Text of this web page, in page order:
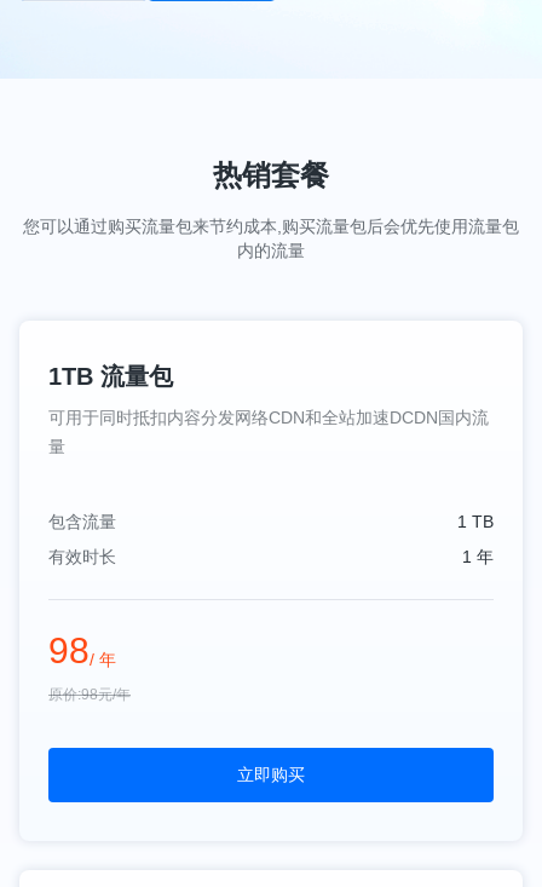
热销套餐
您可以通过购买流量包来节约成本,购买流量包后会优先使用流量包
内的流量
1TB 流量包
可用于同时抵扣内容分发网络CDN和全站加速DCDN国内流
量
包含流量
1 TB
有效时长
1 年
98/ 年
原价:98元/年
立即购买